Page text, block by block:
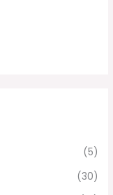
(5)
(30)